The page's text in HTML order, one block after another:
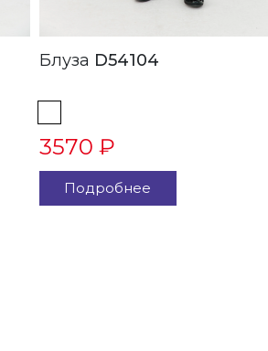
Блуза D54104
3570 ₽
Подробнее